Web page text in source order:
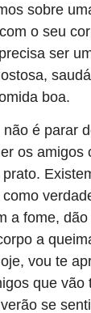
sobre
o seu
ser
boa.
é parar
os amigos
a fome,
a
vou te
que vão
se